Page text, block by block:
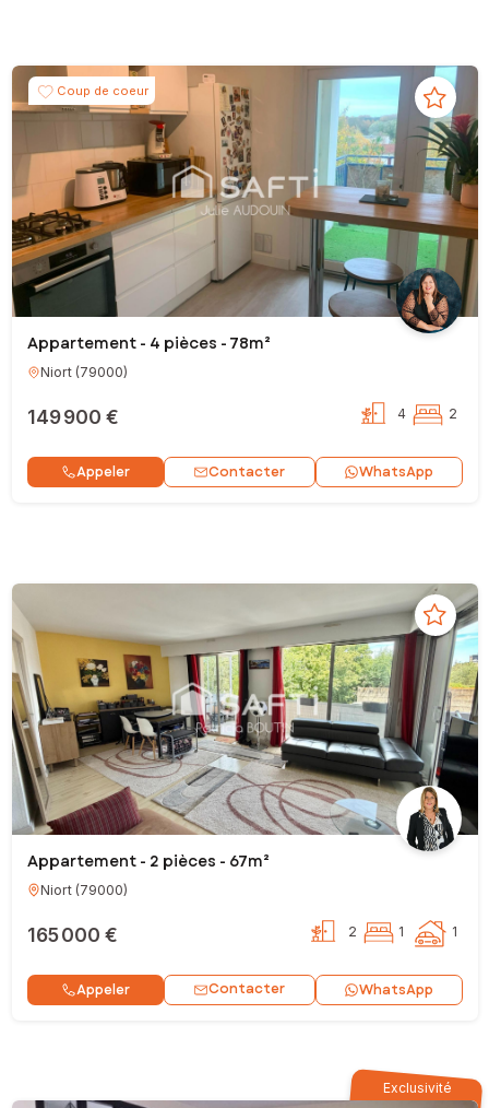
Coup de coeur
Appartement - 4 pièces - 78m²
Niort(79000)
149 900 € 4 2
Appeler Contacter WhatsApp
Appartement - 2 pièces - 67m²
Niort(79000)
165 000 € 2 1 1
Appeler Contacter WhatsApp
Exclusivité